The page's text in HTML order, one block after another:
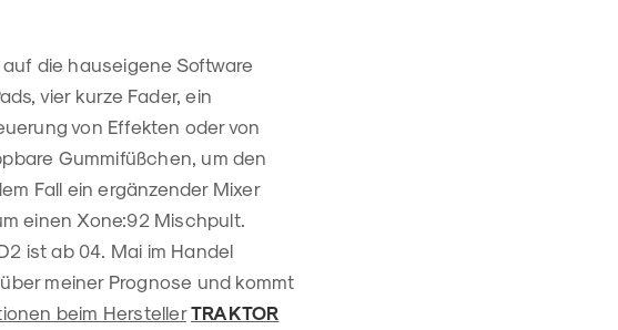
die hauseigene Software
vier kurze Fader, ein
von Effekten oder von
Gummifüßchen, um den
Fall ein ergänzender Mixer
einen Xone:92 Mischpult.
ist ab 04. Mai im Handel
meiner Prognose und kommt
beim Hersteller TRAKTOR